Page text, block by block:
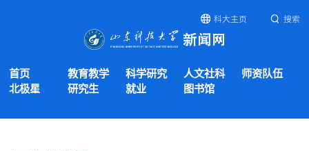
科大主页 搜索
首页 教育教学 科学研究 人文社科
师资队伍
北极星
研究生 就业 图书馆